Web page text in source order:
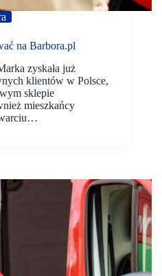
na Barbora.pl
zyskała już
klientów w Polsce,
sklepie
mieszkańcy